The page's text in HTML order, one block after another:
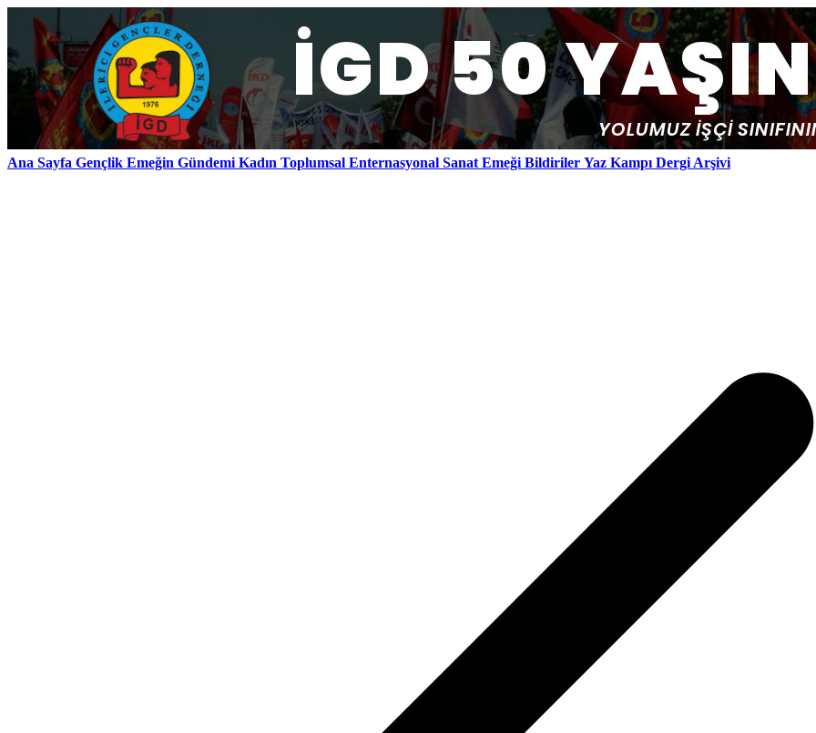
Ana Sayfa Gençlik Emeğin Gündemi Kadın Toplumsal Enternasyonal Sanat Emeği Bildiriler Yaz Kampı Dergi Arşivi